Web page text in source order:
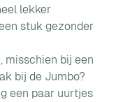
lekker
stuk gezonder
misschien bij een
bij de Jumbo?
een paar uurtjes